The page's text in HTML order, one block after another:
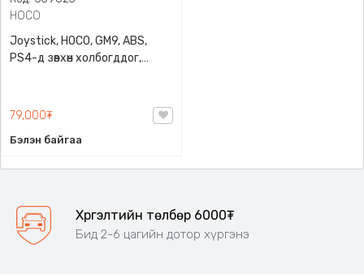
HOCO
Joystick, HOCO, GM9, ABS,
PS4-д зөвхөн холбогддог,
79,000₮
Бэлэн байгаа
Хүргэлтийн төлбөр 6000₮
Бид 2-6 цагийн дотор хүргэнэ